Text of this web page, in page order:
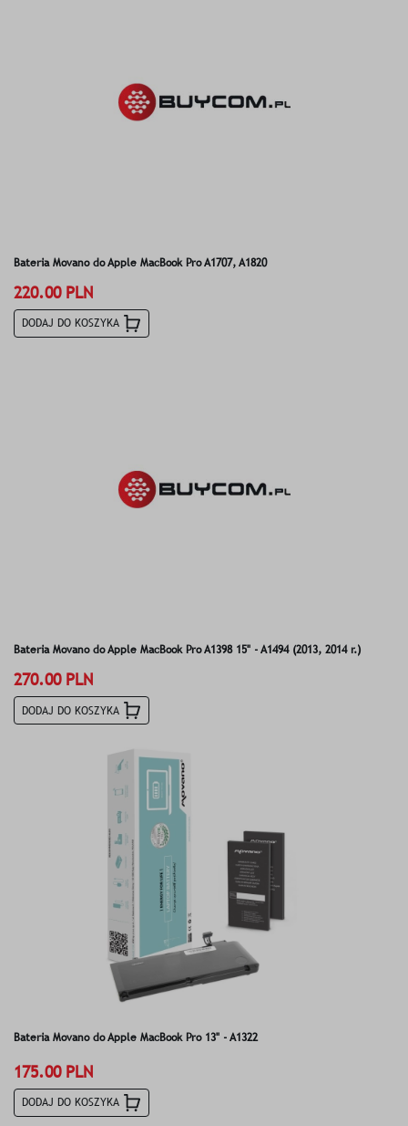
Bateria Movano do Apple MacBook Pro A1707, A1820
220.00 PLN
DODAJ DO KOSZYKA
Bateria Movano do Apple MacBook Pro A1398 15" - A1494 (2013, 2014 r.)
270.00 PLN
DODAJ DO KOSZYKA
Bateria Movano do Apple MacBook Pro 13" - A1322
175.00 PLN
DODAJ DO KOSZYKA